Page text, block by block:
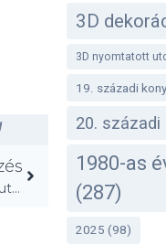
Konyhai alapdarab, ami fürdőszobában jobban mutat!
3D
3D nyomtatott
19. századi
20.
1980-as
(287)
2025 (98)